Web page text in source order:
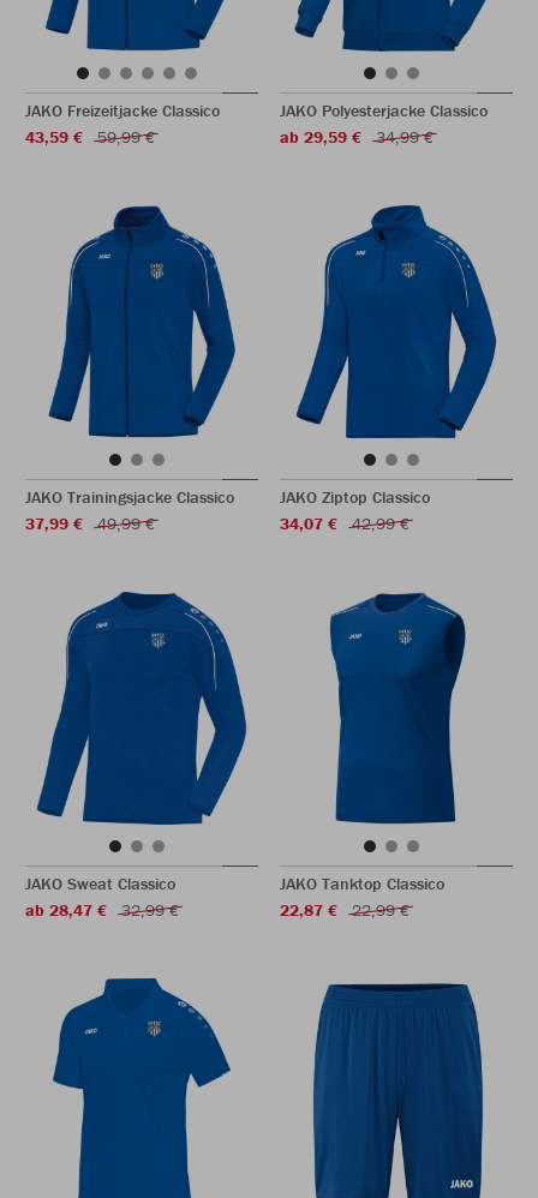
JAKO Freizeitjacke Classico
43,59 €
59,99 €
JAKO Polyesterjacke Classico
ab 29,59 €
34,99 €
JAKO Trainingsjacke Classico
37,99 €
49,99 €
JAKO Ziptop Classico
34,07 €
42,99 €
JAKO Sweat Classico
ab 28,47 €
32,99 €
JAKO Tanktop Classico
22,87 €
22,99 €